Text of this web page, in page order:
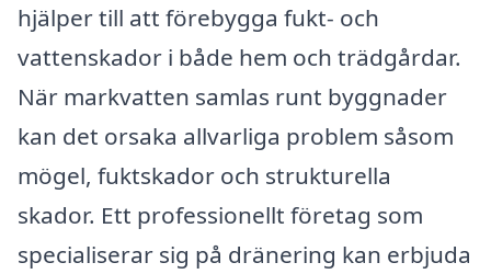
hjälper till att förebygga fukt- och
vattenskador i både hem och trädgårdar.
När markvatten samlas runt byggnader
kan det orsaka allvarliga problem såsom
mögel, fuktskador och strukturella
skador. Ett professionellt företag som
specialiserar sig på dränering kan erbjuda